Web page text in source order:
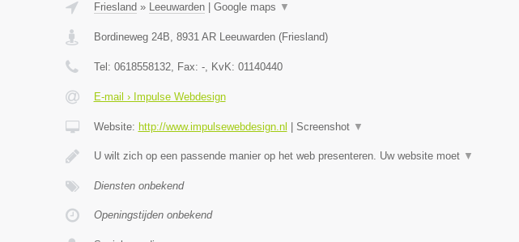
Friesland » Leeuwarden| Google maps ▼
Bordineweg 24B, 8931 AR Leeuwarden(Friesland)
Tel: 0618558132, Fax: -, KvK: 01140440
E-mail › Impulse Webdesign
Website: http://www.impulsewebdesign.nl Screenshot ▼
U wilt zich op een passende manier op het web presenteren. Uw website moet ▼
Diensten onbekend
Openingstijden onbekend